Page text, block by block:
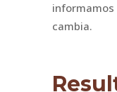
informamos
cambia.